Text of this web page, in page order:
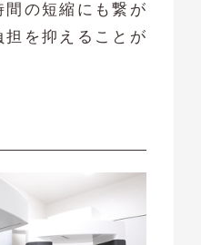
間の短縮にも繋が
担を抑えることが